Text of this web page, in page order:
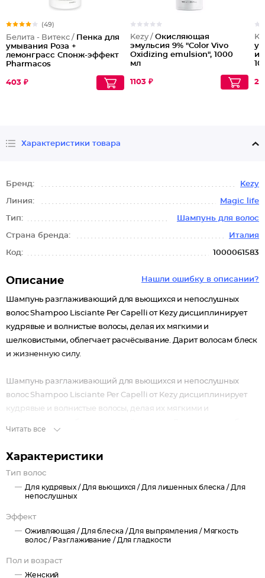
(49)
Белита - Витекс / Пенка для
умывания Роза +
лемонграсс Спонж-эффект
Pharmacos
403 ₽
Kezy / Окисляющая
эмульсия 9% "Color Vivo
Oxidizing emulsion", 1000
мл
1103 ₽
и
Характеристики товара
Бренд: Kezy
Линия: Magic life
Тип: Шампунь для волос
Страна бренда: Италия
Код: 1000061583
Нашли ошибку в описании?
Описание
Шампунь разглаживающий для вьющихся и непослушных
волоc Shampoo Lisciante Per Capelli от Kezy дисциплинирует
кудрявые и волнистые волосы, делая их мягкими и
шелковистыми, облегчает расчёсывание. Дарит волосам блеск
и жизненную силу.
Шампунь разглаживающий для вьющихся и непослушных
волоc Shampoo Lisciante Per Capelli от Kezy дисциплинирует
кудрявые и волнистые волосы, делая их мягкими и
дисциплинирует кудрявые и волнистые волосы, делая их
мягкими и шелковистыми, облегчает расчёсывание. Дарит
волосам блеск и жизненную силу.
Читать все
Характеристики
Тип волос
Для кудрявых / Для вьющихся / Для лишенных блеска / Для
непослушных
Эффект
Оживляющая / Для блеска /Для выпрямления / Мягкость
волос / Разглаживание / Для гладкости
Пол и возраст
Женский